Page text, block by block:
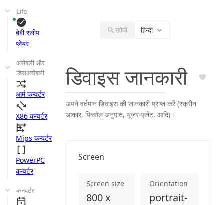
Life
बेबी स्लीप
प्लेयर
असेंबली और
डिसअसेंबली
आर्म कन्वर्टर
X86 कन्वर्टर
Mips कन्वर्टर
PowerPC
कन्वर्टर
कनवर्टर
खोजें हिन्दी
डिवाइस जानकारी
अपने वर्तमान डिवाइस की जानकारी प्राप्त करें (स्क्रीन
आकार, पिक्सेल अनुपात, यूज़र-एजेंट, आदि)।
Screen
Screen size
800 x
Orientation
portrait-